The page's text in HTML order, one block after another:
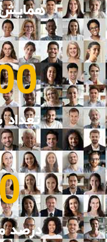
درصد